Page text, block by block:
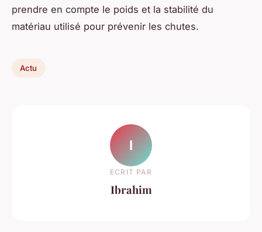
prendre en compte le poids et la stabilité du
matériau utilisé pour prévenir les chutes.
Actu
I
ECRIT PAR
Ibrahim